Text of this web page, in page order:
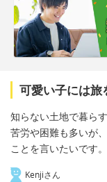
可愛い子には旅
知らない土地で暮ら
苦労や困難も多いが
ことを言いたいです。
Kenjiさん